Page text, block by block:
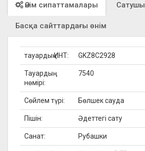
Өнім сипаттамалары Сатушы
Басқа сайттардағы өнім
тауардың ИНТ: GKZ8C2928
Тауардың
нөмірі:
7540
Сөйлем түрі: Бөлшек сауда
Пішін: Әдеттегі сату
Санат: Рубашки